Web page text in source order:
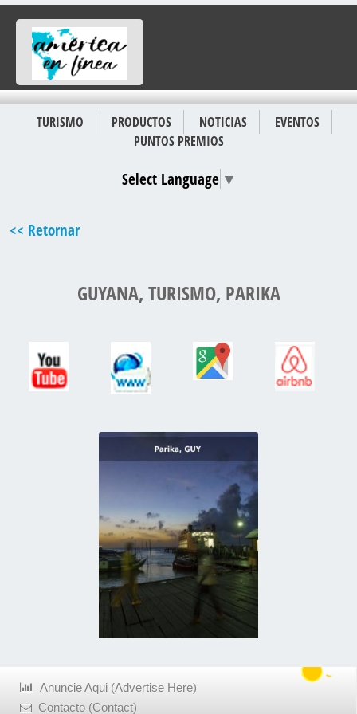
TURISMO PRODUCTOS NOTICIAS
EVENTOS
PUNTOS PREMIOS
Select Language ▼
<< Retornar
GUYANA, TURISMO, PARIKA
Anuncie Aqui (Advertise Here)
Contacto (Contact)